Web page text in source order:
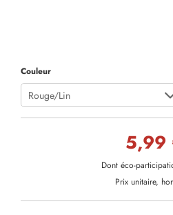
Couleur
Rouge/Lin
5,99
Dont éco-
Prix unitaire,